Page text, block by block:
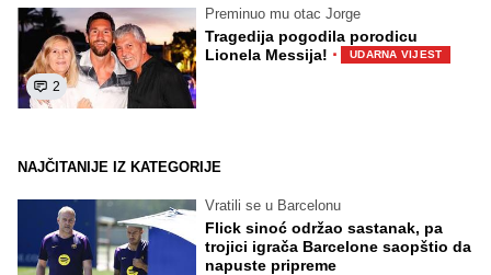
2
Preminuo mu otac Jorge
Tragedija pogodila porodicu
Lionela Messija! · UDARNA VIJEST
NAJČITANIJE IZ KATEGORIJE
Vratili se u Barcelonu
Flick sinoć održao sastanak, pa
trojici igrača Barcelone saopštio da
napuste pripreme